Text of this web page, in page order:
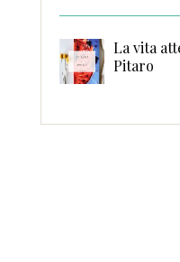
La vita
Pitaro